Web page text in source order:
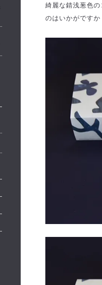
綺麗な錆浅葱色
のはいかがです